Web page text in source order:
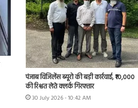
पंजाब विजिलेंस ब्यूरो की बड़ी कार्रवाई, ₹10,000
की रिश्वत लेते क्लर्क गिरफ्तार
30 July 2026 - 10:42 AM